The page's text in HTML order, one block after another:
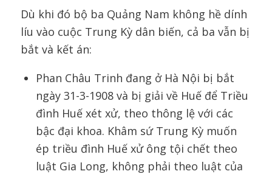
Dù khi đó bộ ba Quảng Nam không hề dính
líu vào cuộc Trung Kỳ dân biến, cả ba vẫn bị
bắt và kết án:
Phan Châu Trinh đang ở Hà Nội bị bắt
ngày 31-3-1908 và bị giải về Huế để Triều
đình Huế xét xử, theo thông lệ với các
bậc đại khoa. Khâm sứ Trung Kỳ muốn
ép triều đình Huế xử ông tội chết theo
luật Gia Long, không phải theo luật của